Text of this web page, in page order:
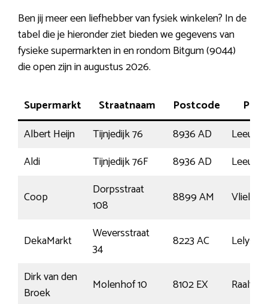
Ben jij meer een liefhebber van fysiek winkelen? In de
tabel die je hieronder ziet bieden we gegevens van
fysieke supermarkten in en rondom Bitgum (9044)
die open zijn in augustus 2026.
Supermarkt Straatnaam Postcode
Albert Heijn
Tijnjedijk 76 8936 AD
Aldi
Tijnjedijk 76F 8936 AD
Coop
Dorpsstraat
108
8899 AM Vlieland
DekaMarkt
Weversstraat
34
8223 AC
Lelystad
Dirk van den
Broek
Molenhof 10 8102 EX Raalte